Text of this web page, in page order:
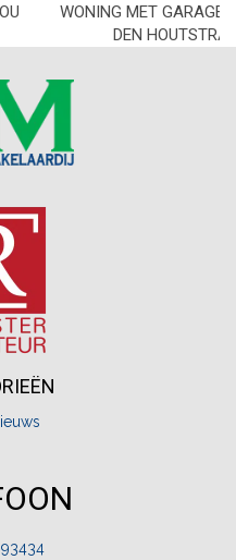
WONING MET GARAGE
DEN